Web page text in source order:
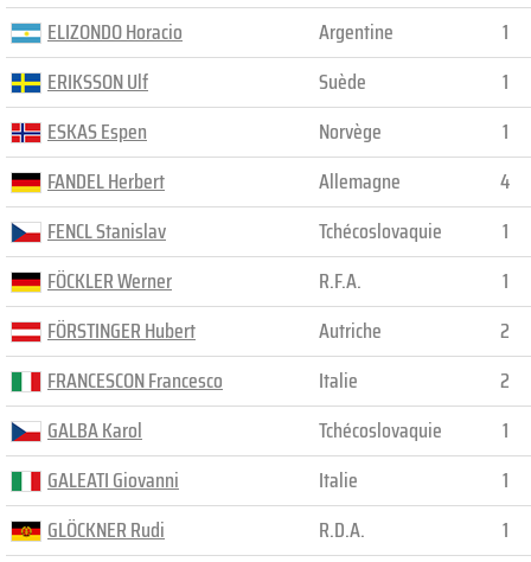
ELIZONDO Horacio
ERIKSSON Ulf
ESKAS Espen
FANDEL Herbert
FENCL Stanislav
FÖCKLER Werner
FÖRSTINGER Hubert
FRANCESCON Francesco
GALBA Karol
GALEATI Giovanni
GLÖCKNER Rudi
Argentine
1
Suède
1
Norvège
1
Allemagne
4
Tchécoslovaquie
1
R.F.A.
1
Autriche
2
Italie
2
Tchécoslovaquie
1
Italie
1
R.D.A.
1